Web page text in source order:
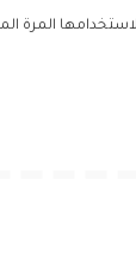
المرة